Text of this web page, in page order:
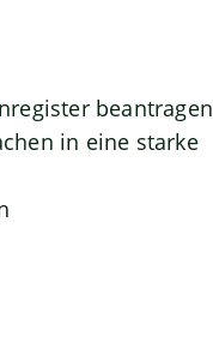
beantragen
in eine starke